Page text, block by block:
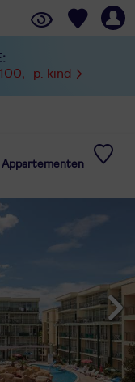
p. kind
Appartementen